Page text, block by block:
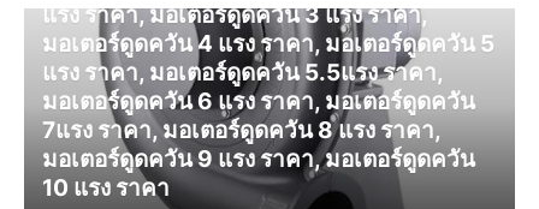
แรง ราคา, มอเตอร์ดูดควัน 3 แรง ราคา,
มอเตอร์ดูดควัน 4 แรง ราคา, มอเตอร์ดูดควัน 5
แรง ราคา, มอเตอร์ดูดควัน 5.5แรง ราคา,
มอเตอร์ดูดควัน 6 แรง ราคา, มอเตอร์ดูดควัน
7แรง ราคา, มอเตอร์ดูดควัน 8 แรง ราคา,
มอเตอร์ดูดควัน 9 แรง ราคา, มอเตอร์ดูดควัน
10 แรง ราคา